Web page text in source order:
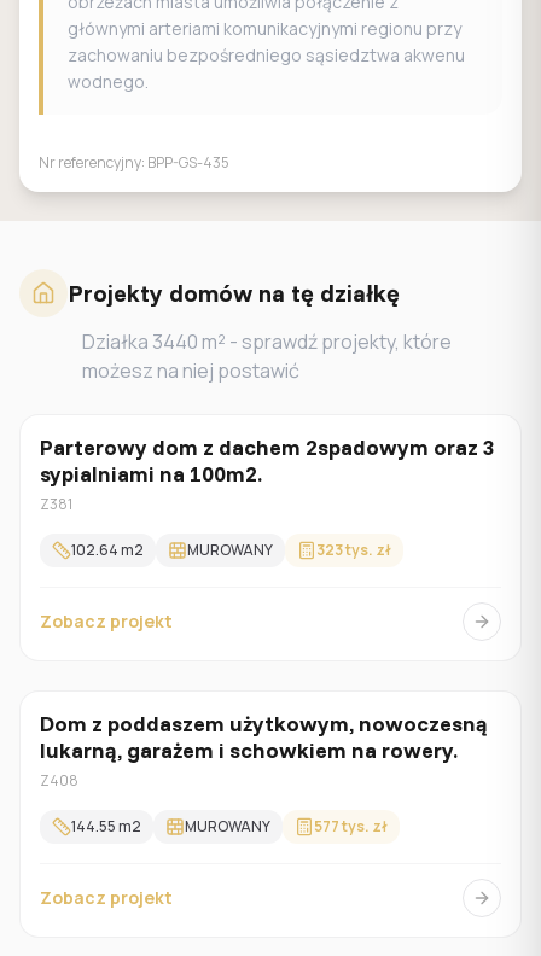
głównymi arteriami komunikacyjnymi regionu przy
zachowaniu bezpośredniego sąsiedztwa akwenu
wodnego.
Nr referencyjny: BPP-GS-435
Projekty domów na tę działkę
Działka 3440 m² - sprawdź projekty, które
możesz na niej postawić
Parterowy
Parterowy dom z dachem 2spadowym oraz 3
sypialniami na 100m2.
Z381
102.64m2 MUROWANY 323 tys. zł
Zobacz projekt
Z poddaszem
Dom z poddaszem użytkowym, nowoczesną
lukarną, garażem i schowkiem na rowery.
Z408
144.55m2 MUROWANY 577 tys. zł
Zobacz projekt